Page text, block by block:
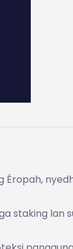
staking lan